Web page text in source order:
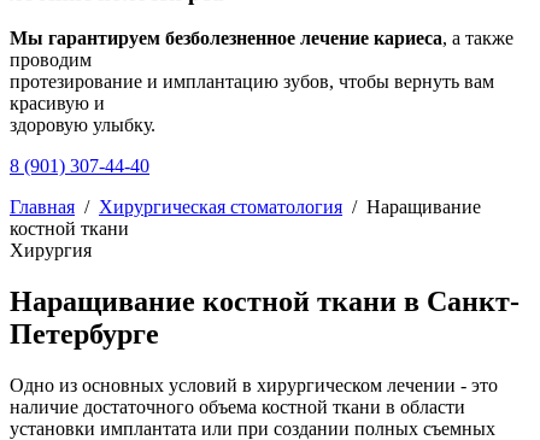
Мы гарантируем безболезненное лечение кариеса, а также
проводим
протезирование и имплантацию зубов, чтобы вернуть вам
красивую и
здоровую улыбку.
8 (901) 307-44-40
Главная / Хирургическая стоматология / Наращивание
костной ткани
Хирургия
Наращивание костной ткани в Санкт-
Петербурге
Одно из основных условий в хирургическом лечении - это
наличие достаточного объема костной ткани в области
установки имплантата или при создании полных съемных